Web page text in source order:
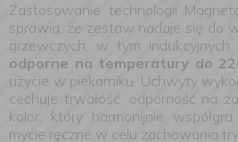
Zastosowanie technologii
sprawia, że zestaw nadaje się do
grzewczych, w tym indukcyjnych.
odporne na temperatury do
użycie w piekarniku. Uchwyty
cechuje trwałość, odporność na
kolor, który harmonijnie
mycie ręczne w celu zachowania